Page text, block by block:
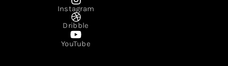
Instagram
Dribble
YouTube